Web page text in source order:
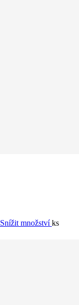
Snížit množstvíks